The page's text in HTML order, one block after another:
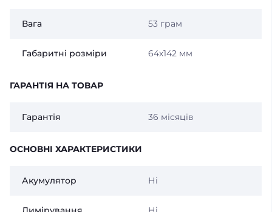
Вага 53 грам
Габаритні розміри 64х142 мм
ГАРАНТІЯ НА ТОВАР
Гарантія 36 місяців
ОСНОВНІ ХАРАКТЕРИСТИКИ
Акумулятор Ні